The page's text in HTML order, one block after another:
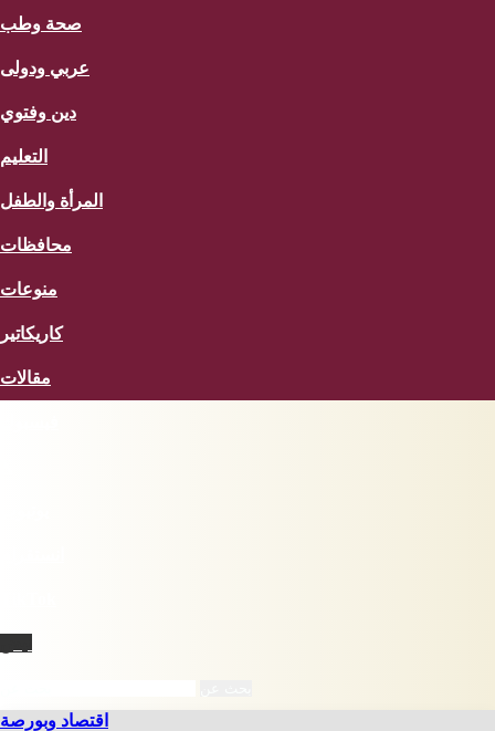
صحة وطب
عربي ودولى
دين وفتوي
التعليم
المرأة والطفل
محافظات
منوعات
كاريكاتير
مقالات
اقتصاد وبورصة